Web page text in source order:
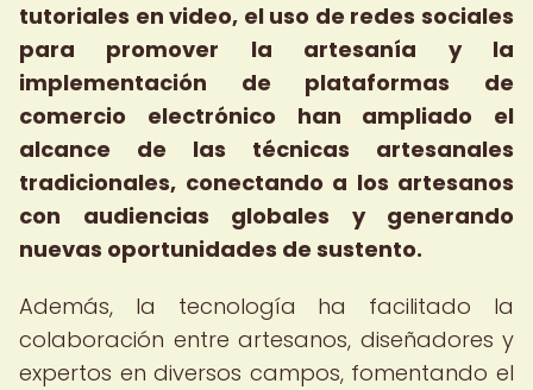
tutoriales en video, el uso de redes sociales
para promover la artesanía y la
implementación de plataformas de
comercio electrónico han ampliado el
alcance de las técnicas artesanales
tradicionales, conectando a los artesanos
con audiencias globales y generando
nuevas oportunidades de sustento.
Además, la tecnología ha facilitado la
colaboración entre artesanos, diseñadores y
expertos en diversos campos, fomentando el